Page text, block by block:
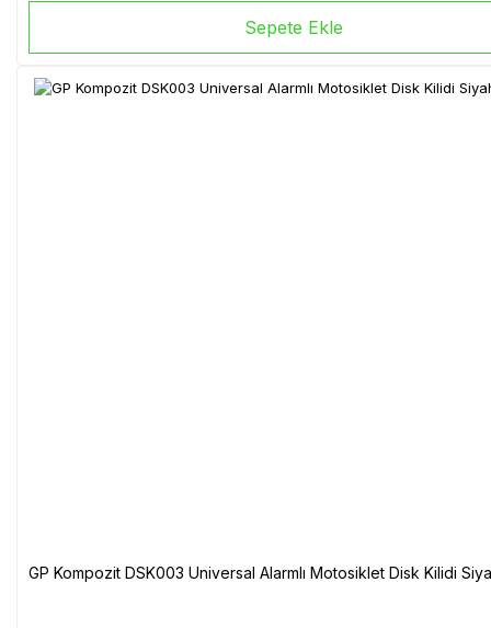
Sepete Ekle
GP Kompozit DSK003 Universal Alarmlı Motosiklet Disk Kilidi